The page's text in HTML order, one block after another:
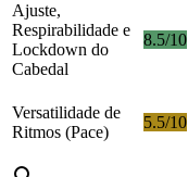
Ajuste,
Respirabilidade e
Lockdown do
Cabedal
8.5/10
Versatilidade de
Ritmos (Pace)
5.5/10